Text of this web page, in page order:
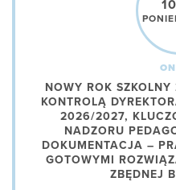
NOWY ROK
KONTROLĄ
2026/2027,
NADZORU
DOKUMENTACJA –
GOTOWYMI
ZBĘDNEJ